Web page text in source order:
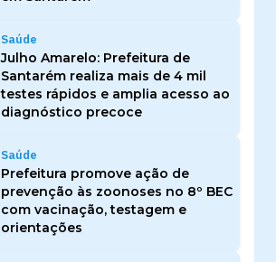
Saúde
Julho Amarelo: Prefeitura de
Santarém realiza mais de 4 mil
testes rápidos e amplia acesso ao
diagnóstico precoce
Saúde
Prefeitura promove ação de
prevenção às zoonoses no 8º BEC
com vacinação, testagem e
orientações